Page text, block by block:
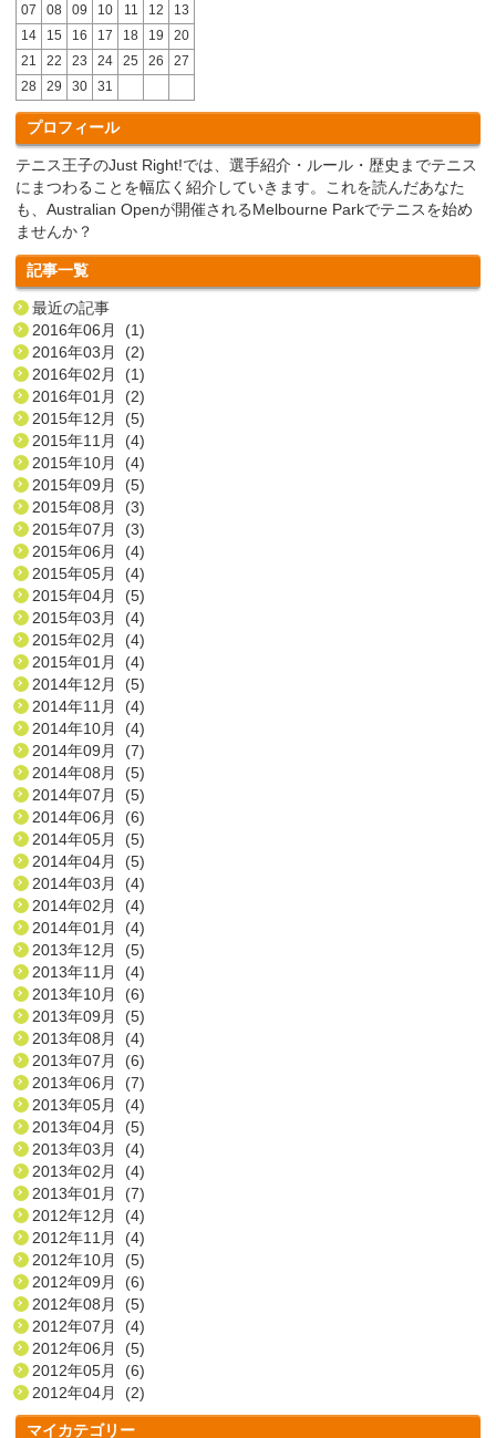
07
08 09 10 11 12
13
14
15 16 17 18 19
20
21
22 23 24 25 26
27
28
29 30 31
プロフィール
テニス王子のJust Right!では、選手紹介・ルール・歴史までテニス
にまつわることを幅広く紹介していきます。これを読んだあなた
も、Australian Openが開催されるMelbourne Parkでテニスを始め
ませんか？
記事一覧
最近の記事
2016年06月 (1)
2016年03月 (2)
2016年02月 (1)
2016年01月 (2)
2015年12月 (5)
2015年11月 (4)
2015年10月 (4)
2015年09月 (5)
2015年08月 (3)
2015年07月 (3)
2015年06月 (4)
2015年05月 (4)
2015年04月 (5)
2015年03月 (4)
2015年02月 (4)
2015年01月 (4)
2014年12月 (5)
2014年11月 (4)
2014年10月 (4)
2014年09月 (7)
2014年08月 (5)
2014年07月 (5)
2014年06月 (6)
2014年05月 (5)
2014年04月 (5)
2014年03月 (4)
2014年02月 (4)
2014年01月 (4)
2013年12月 (5)
2013年11月 (4)
2013年10月 (6)
2013年09月 (5)
2013年08月 (4)
2013年07月 (6)
2013年06月 (7)
2013年05月 (4)
2013年04月 (5)
2013年03月 (4)
2013年02月 (4)
2013年01月 (7)
2012年12月 (4)
2012年11月 (4)
2012年10月 (5)
2012年09月 (6)
2012年08月 (5)
2012年07月 (4)
2012年06月 (5)
2012年05月 (6)
2012年04月 (2)
マイカテゴリー